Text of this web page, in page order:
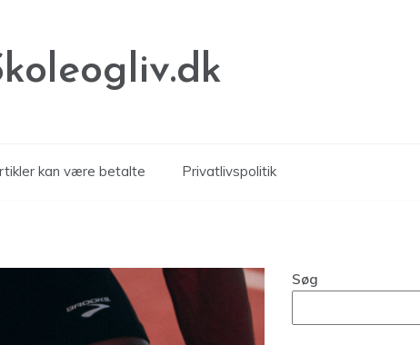
kan være betalte Privatlivspolitik
Søg